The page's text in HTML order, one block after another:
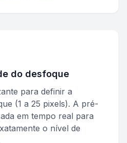
do desfoque
para definir a
(1 a 25 pixels). A pré-
em tempo real para
o nível de